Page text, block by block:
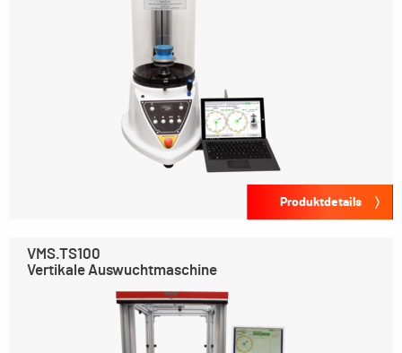
Produktdetails
VMS.TS100
Vertikale Auswuchtmaschine